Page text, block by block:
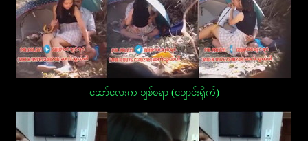
ဆော်လေးက ချစ်စရာ (ချောင်းရိုက်)